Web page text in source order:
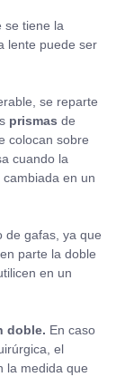
se tiene la
lente puede ser
se reparte
prismas de
colocan sobre
cuando la
en un
de gafas, ya que
parte la doble
en un
doble. En caso
el
la medida que